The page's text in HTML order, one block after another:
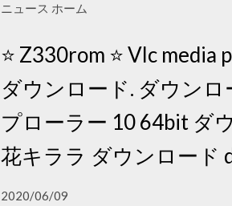
ニュース ホーム
⭐ Z330rom ⭐ Vlc
ダウンロード. ダウンロ
プローラー 10 64bit ダ
花キララ ダウンロード
2020/06/09